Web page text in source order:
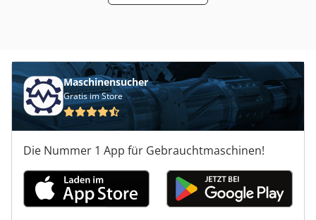
Maschinensucher
Gratis im Store
Die Nummer 1 App für Gebrauchtmaschinen!